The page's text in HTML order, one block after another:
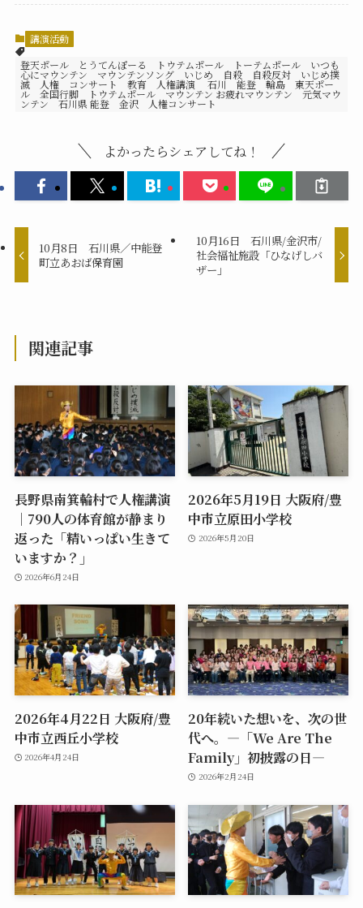
講演活動
登天ポール とうてんぽーる トウテムポール トーテムポール いつも
心にマウンテン マウンテンソング いじめ 自殺 自殺反対 いじめ撲
滅 人権 コンサート 教育 人権講演 石川 能登 輪島 東天ポー
ル 全国行脚 トウテムポール マウンテン お疲れマウンテン 元気マウ
ンテン 石川県 能登 金沢 人権コンサート
よかったらシェアしてね！
10月8日 石川県／中能登
町立あおば保育園
10月16日 石川県/金沢市/
社会福祉施設「ひなげしバ
ザー」
関連記事
長野県南箕輪村で人権講演
｜790人の体育館が静まり
返った「精いっぱい生きて
いますか？」
2026年6月24日
2026年5月19日 大阪府/豊
中市立原田小学校
2026年5月20日
2026年4月22日 大阪府/豊
中市立西丘小学校
2026年4月24日
20年続いた想いを、次の世
代へ。―「We Are The
Family」初披露の日―
2026年2月24日